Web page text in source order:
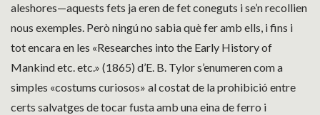
aleshores—aquests fets ja eren de fet coneguts i se’n recollien
nous exemples. Però ningú no sabia què fer amb ells, i fins i
tot encara en les «Researches into the Early History of
Mankind etc. etc.» (1865) d’E. B. Tylor s’enumeren com a
simples «costums curiosos» al costat de la prohibició entre
certs salvatges de tocar fusta amb una eina de ferro i